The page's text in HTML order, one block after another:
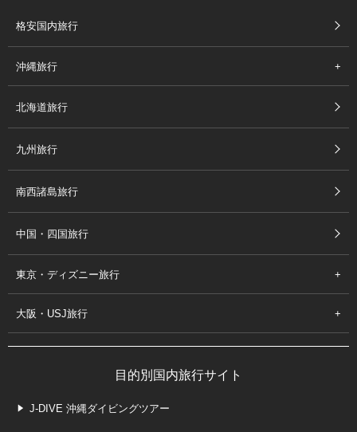
格安国内旅行
沖縄旅行
北海道旅行
九州旅行
南西諸島旅行
中国・四国旅行
東京・ディズニー旅行
大阪・USJ旅行
目的別国内旅行サイト
J-DIVE 沖縄ダイビングツアー